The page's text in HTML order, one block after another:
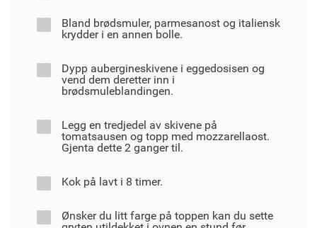
Bland brødsmuler, parmesanost og italiensk
krydder i en annen bolle.
Dypp aubergineskivene i eggedosisen og
vend dem deretter inn i
brødsmuleblandingen.
Legg en tredjedel av skivene på
tomatsausen og topp med mozzarellaost.
Gjenta dette 2 ganger til.
Kok på lavt i 8 timer.
Ønsker du litt farge på toppen kan du sette